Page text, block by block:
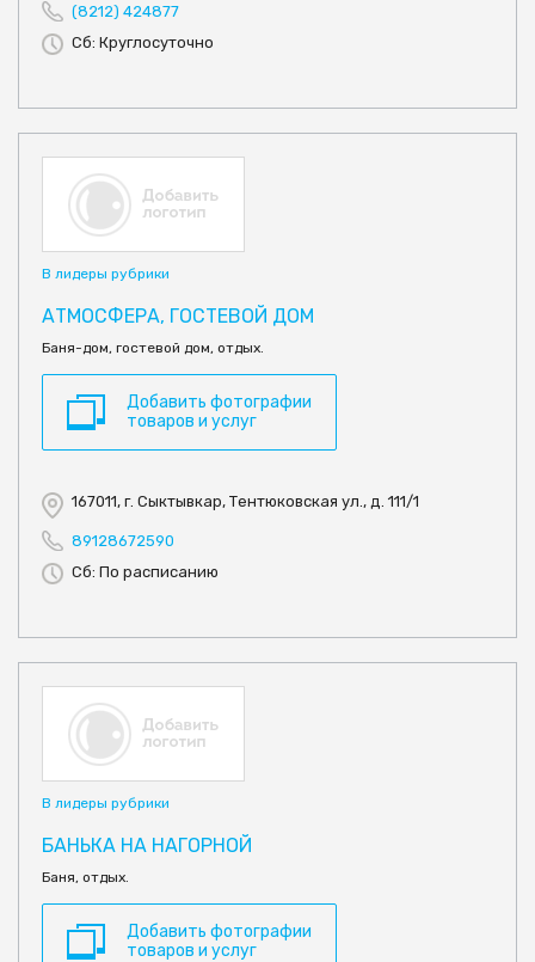
(8212) 424877
Сб: Круглосуточно
В лидеры рубрики
АТМОСФЕРА, ГОСТЕВОЙ ДОМ
Баня-дом, гостевой дом, отдых.
Добавить фотографии
товаров и услуг
167011, г. Сыктывкар, Тентюковская ул., д. 111/1
89128672590
Сб: По расписанию
В лидеры рубрики
БАНЬКА НА НАГОРНОЙ
Баня, отдых.
Добавить фотографии
товаров и услуг